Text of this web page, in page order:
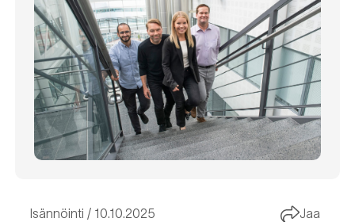
Isännöinti 10.10.2025 Jaa